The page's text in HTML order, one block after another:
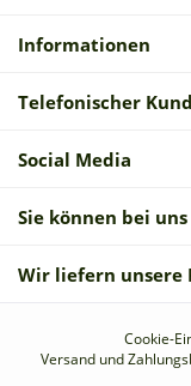
Informationen
Telefonischer
Social Media
Sie können bei
Wir liefern unsere
Cookie-
Versand und